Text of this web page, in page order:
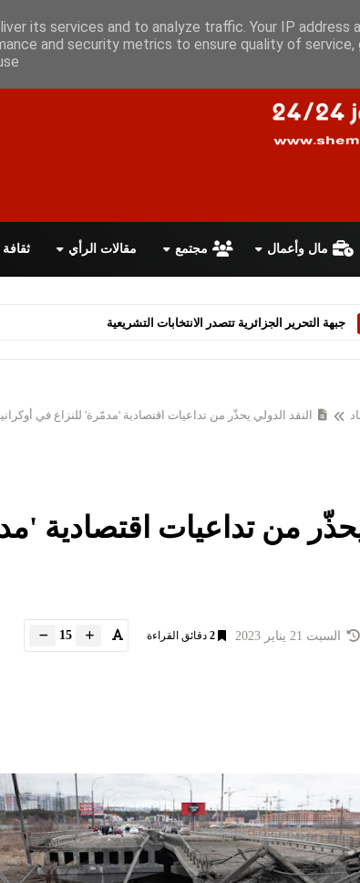
اتفاقية الاستخدام أعلن معانا اتصل بنا اقرأ الصحيفة PDF
مال وأعمال مجتمع مقالات الرأي
ستارمر يعلن استقالته من رئاسة الحكومة البريطانية
النقد الدولي يحذّر من تداعيات اقتصادية 'مدمّرة' للنزاع في
يحذّر من تداعيات اقتصادية
السبت 21 يناير 2023 2 دقائق القراءة 15
its services and to analyze traffic. Your IP address
and security metrics to ensure quality of service,